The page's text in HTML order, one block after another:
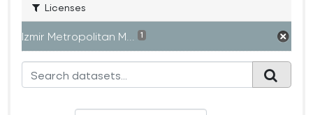
Licenses
Izmir Metropolitan M... 1